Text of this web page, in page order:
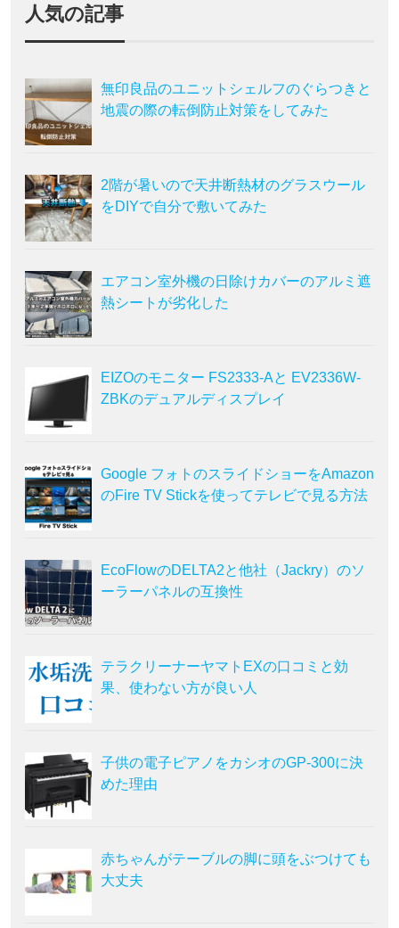
人気の記事
無印良品のユニットシェルフのぐらつきと
地震の際の転倒防止対策をしてみた
2階が暑いので天井断熱材のグラスウール
をDIYで自分で敷いてみた
エアコン室外機の日除けカバーのアルミ遮
熱シートが劣化した
EIZOのモニター FS2333-Aと EV2336W-
ZBKのデュアルディスプレイ
Google フォトのスライドショーをAmazon
のFire TV Stickを使ってテレビで見る方法
EcoFlowのDELTA2と他社（Jackry）のソ
ーラーパネルの互換性
テラクリーナーヤマトEXの口コミと効
果、使わない方が良い人
子供の電子ピアノをカシオのGP-300に決
めた理由
赤ちゃんがテーブルの脚に頭をぶつけても
大丈夫